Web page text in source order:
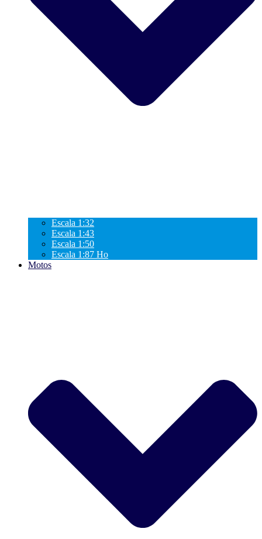
Escala 1:32
Escala 1:43
Escala 1:50
Escala 1:87 Ho
Motos